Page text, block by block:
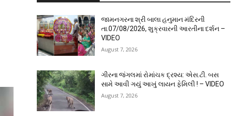
જામનગરના શ્રી બાલા હનુમાન મંદિરની
તા.07/08/2026, શુક્રવારની આરતીના દર્શન –
VIDEO
August 7, 2026
ગીરના જંગલમાં રોમાંચક દ્રશ્ય: એસ.ટી. બસ
સામે આવી ગયું આખું લાયન ફેમિલી ! – VIDEO
August 7, 2026